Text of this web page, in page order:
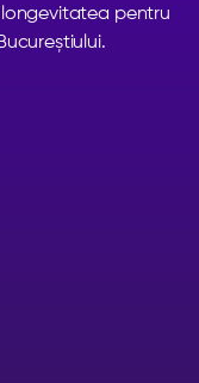
pentru